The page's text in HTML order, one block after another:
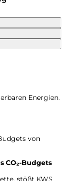
Energien.
von
CO₂-Budgets
stößt KWS